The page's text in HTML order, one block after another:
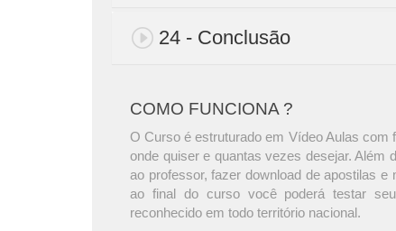
24 - Conclusão
COMO FUNCIONA ?
O Curso é estruturado em Vídeo Aulas
onde quiser e quantas vezes desejar. Além
ao professor, fazer download de apostilas
ao final do curso você poderá testar
reconhecido em todo território nacional.